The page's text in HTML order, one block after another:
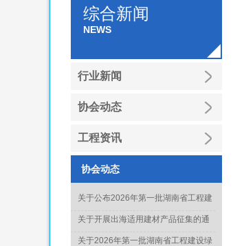
综合新闻
NEWS
行业新闻
协会动态
工程资讯
协会动态
关于公布2026年第一批湖南省工程建
设绿色建造行业工法名单的通知
关于开展出海适用建材产品征集的通
知
关于2026年第一批湖南省工程建设绿